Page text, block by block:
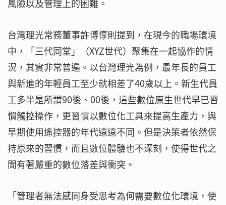
風險以及管理上的困難。
台灣理光常務董事許博惇則提到，在現今的職場環境
中，「三代同堂」（XYZ世代）聚集在一起協作的情
況，其實非常普遍。以台灣理光為例，最年長的員工
與新進的年輕員工至少就相差了40歲以上。新生代員
工多半是所謂90後、00後，這些數位原生世代早已習
慣觸控操作，更習慣以數位化工具來提高生產力，與
早期使用遙控器的年代遠遠不同。但是決策者依然保
持原來的習慣，而且數位體驗也不深刻，使得世代之
間有著嚴重的數位落差與衝突。
「管理者無法感同身受思考為何需要數位化環境，使